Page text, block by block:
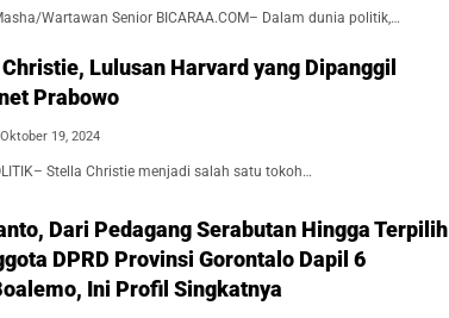
Wartawan Senior BICARAA.COM– Dalam dunia politik,…
Lulusan Harvard yang Dipanggil
Prabowo
Oktober 19, 2024
Stella Christie menjadi salah satu tokoh…
Dari Pedagang Serabutan Hingga Terpilih
DPRD Provinsi Gorontalo Dapil 6
Ini Profil Singkatnya